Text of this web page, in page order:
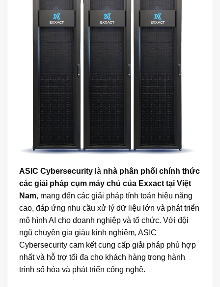
ASIC Cybersecurity là nhà phân phối chính thức
các giải pháp cụm máy chủ của Exxact tại Việt
Nam, mang đến các giải pháp tính toán hiệu năng
cao, đáp ứng nhu cầu xử lý dữ liệu lớn và phát triển
mô hình AI cho doanh nghiệp và tổ chức. Với đội
ngũ chuyên gia giàu kinh nghiệm, ASIC
Cybersecurity cam kết cung cấp giải pháp phù hợp
nhất và hỗ trợ tối đa cho khách hàng trong hành
trình số hóa và phát triển công nghệ.